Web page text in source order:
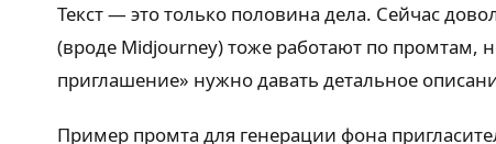
Текст — это только половина дела. Сейчас
(вроде Midjourney) тоже работают по промтам,
приглашение» нужно давать детальное
Пример промта для генерации фона